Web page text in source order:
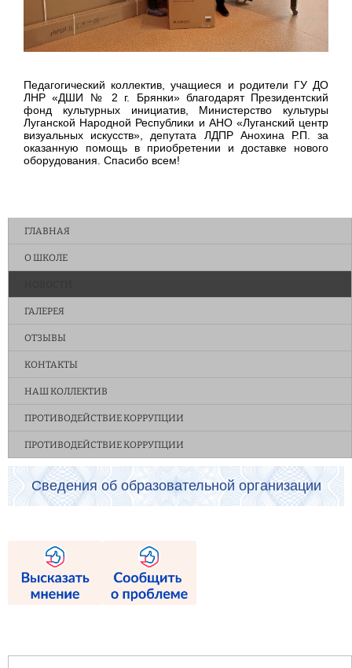
Педагогический коллектив, учащиеся и родители ГУ ДО
ЛНР «ДШИ № 2 г. Брянки» благодарят Президентский
фонд культурных инициатив, Министерство культуры
Луганской Народной Республики и АНО «Луганский центр
визуальных искусств», депутата ЛДПР Анохина Р.П. за
оказанную помощь в приобретении и доставке нового
оборудования. Спасибо всем!
ГЛАВНАЯ
О ШКОЛЕ
ГАЛЕРЕЯ
ОТЗЫВЫ
КОНТАКТЫ
НАШ КОЛЛЕКТИВ
ПРОТИВОДЕЙСТВИЕ КОРРУПЦИИ
ПРОТИВОДЕЙСТВИЕ КОРРУПЦИИ
Сведения об образовательной организации